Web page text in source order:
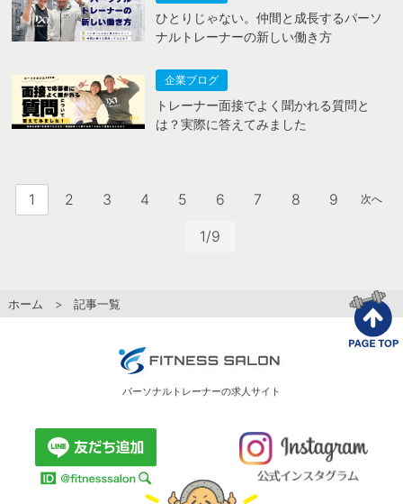
ひとりじゃない。仲間と成長するパーソ
ナルトレーナーの新しい働き方
企業ブログ
トレーナー面接でよく聞かれる質問と
は？実際に答えてみました
1 2 3 4 5 6 7 8 9 次へ
1/9
ホーム > 記事一覧
パーソナルトレーナーの求人サイト